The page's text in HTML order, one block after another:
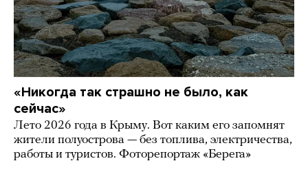
«Никогда так страшно не было, как
сейчас»
Лето 2026 года в Крыму. Вот каким его запомнят
жители полуострова — без топлива, электричества,
работы и туристов. Фоторепортаж «Берега»